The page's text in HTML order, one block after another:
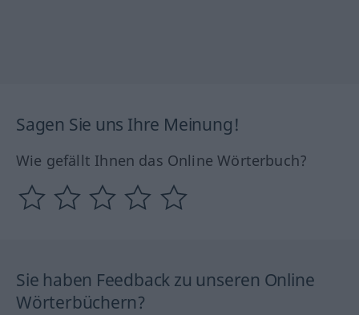
Sagen Sie uns Ihre Meinung!
Wie gefällt Ihnen das Online Wörterbuch?
Sie haben Feedback zu unseren Online
Wörterbüchern?